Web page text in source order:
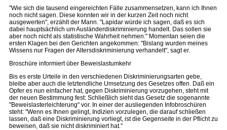
"Wie sich die tausend eingereichten Fälle zusammensetzen, kann ich Ihnen
noch nicht sagen. Diese konnten wir in der kurzen Zeit noch nicht
ausgewerten", erzählt der Mann. "Lapidar würde ich sagen, daß es sich
dabei hauptsächlich um Ausländerdiskriminierung handelt. Das sollen sie
aber noch nicht als statistische Wahrheit nehmen." Momentan seien die
ersten Klagen bei den Gerichten angekommen: "Bislang wurden meines
Wissens nur Fragen der Altersdiskriminierung verhandelt", sagt er.
Broschüre informiert über Beweislastumkehr
Bis es erste Urteile in den verschiedenen Diskriminierungsarten gebe,
bleibe aber auch die letztendliche Umsetzung des Gesetzes offen. Daß ein
Opfer es nun einfacher hat, gegen Diskriminierung vorzugehen, steht mit
der neuen Bestimmung fest: Schließlich sieht das Gesetz die sogenannte
"Beweislasterleichterung" vor. In einer der ausliegenden Infobroschüren
steht: "Wenn es Ihnen gelingt, Indizien vorzulegen, die darauf schließen
lassen, daß eine Diskriminierung vorliegt, ist die Gegenseite in der Pflicht zu
beweisen, daß sie nicht diskriminiert hat."